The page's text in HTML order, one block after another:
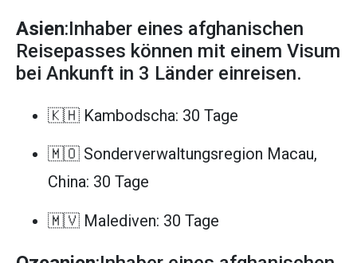
Asien:Inhaber eines afghanischen
Reisepasses können mit einem Visum
bei Ankunft in 3 Länder einreisen.
🇰🇭 Kambodscha: 30 Tage
🇲🇴 Sonderverwaltungsregion Macau,
China: 30 Tage
🇲🇻 Malediven: 30 Tage